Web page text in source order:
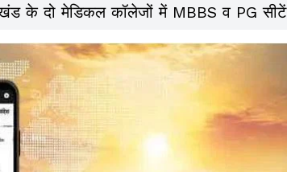
के दो मेडिकल कॉलेजों में MBBS व PG सीटें